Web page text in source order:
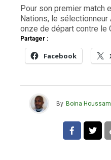
Pour son premier match
Nations, le
onze de départ contre le
Partager :
Facebook
By Boina